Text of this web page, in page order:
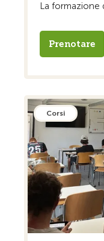
La formazione
Prenotare
Corsi